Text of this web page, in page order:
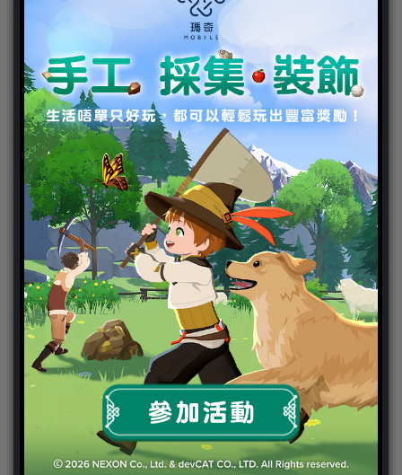
新聞分類
ChinaJoy 2018
Chinajoy2025
Cosplay 專區
TGS2019
VIPlayer
天堂2:革命 專區
天堂2:革命 攻略
天堂2:革命 新聞
好康活動
官方虛寶
家用遊戲
PS3